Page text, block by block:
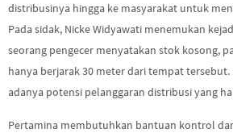
distribusinya hingga ke masyarakat untuk
Pada sidak, Nicke Widyawati menemukan
seorang pengecer menyatakan stok kosong,
hanya berjarak 30 meter dari tempat
adanya potensi pelanggaran distribusi yang
Pertamina membutuhkan bantuan kontrol